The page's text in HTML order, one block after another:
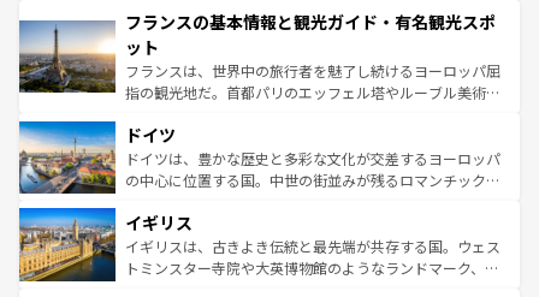
ませてくれるイタリアで、忘れられない旅をしてみよう！
なお、新着のイタリア情報は
しい。
文化が根付くこの国では、情熱的なフラメンコ、熱気あふ
れる闘牛、そして美味しいタパスが生活の一部となってい
る。首都マドリードの洗練された雰囲気や、バルセロナの
アートに溢れた街角から、地方では古代ローマ遺跡や中世
せる。地方によって風土や気候が異なるスペインはその個
性で訪れる人を魅了する。 なお、新着のスペイン情報は コ
ンテンツ一覧を参照してほしい。
フランスの基本情報と観光ガイド・有名観光スポ
ット
フランスは、世界中の旅行者を魅了し続けるヨーロッパ屈
指の観光地だ。首都パリのエッフェル塔やルーブル美術館
で、幅広い魅力が詰まっている。華麗な宮殿、歴史的な大
聖堂、美しいビーチ、そして豊かな自然が、訪れる者を心
から魅了する。また、フランスは美食の国としても知ら
いる。シャンパンの発祥地であるランス、プロヴァンスの
香り高いラベンダー畑など、多彩な楽しみ方が可能だ。さ
らに、パリ以外の地域にも魅力が溢れており、どの街角に
ドイツ
ドイツは、豊かな歴史と多彩な文化が交差するヨーロッパ
の中心に位置する国。中世の街並みが残るロマンチック街
顔を持つこの国は、どこを歩いても飽きることがない。ベ
ルリンの文化的活気、バイエルン州のアルプスの絶景、そ
してライン川沿いのワイン畑といった風景は必見。ビール
イギリス
イギリスは、古きよき伝統と最先端が共存する国。ウェス
トミンスター寺院や大英博物館のようなランドマーク、歴